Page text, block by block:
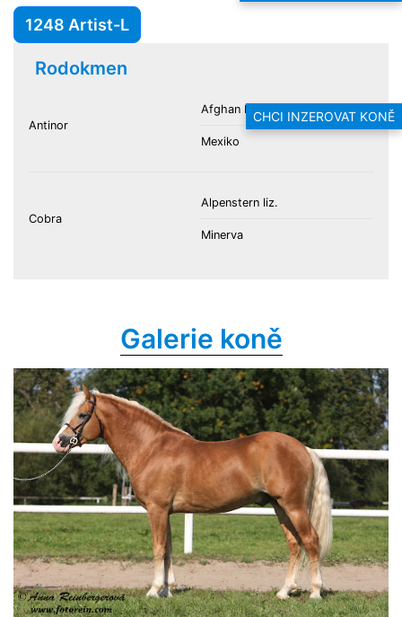
CHCI INZEROVAT KONĚ
1248 Artist-L
Rodokmen
Antinor
Afghan II
Mexiko
Cobra
Alpenstern liz.
Minerva
Galerie koně